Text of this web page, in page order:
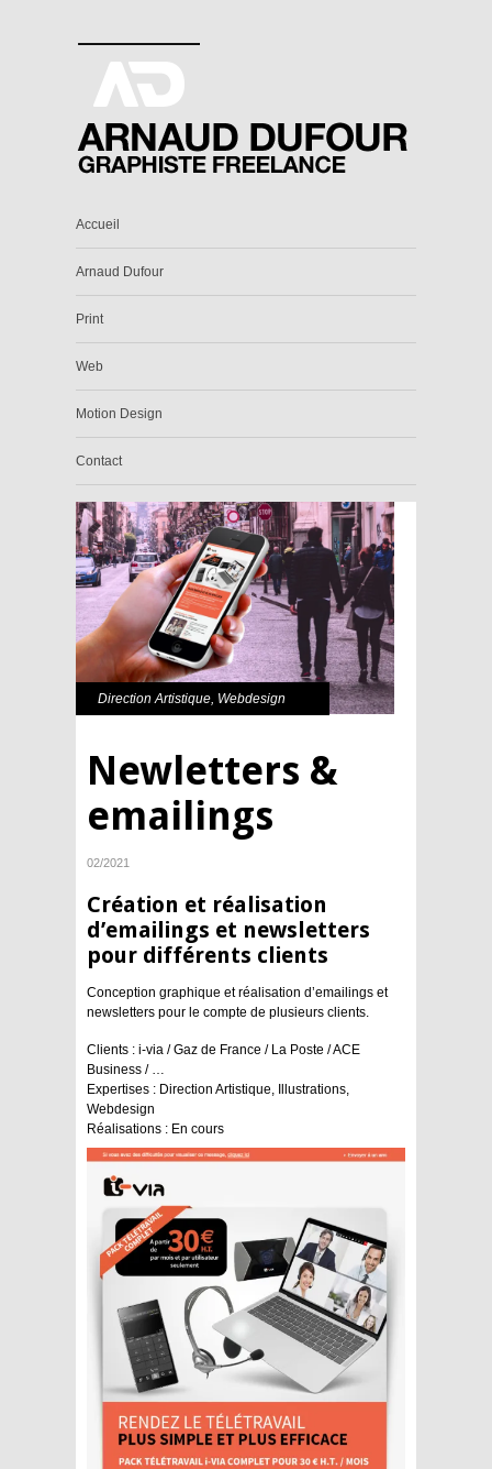
Accueil
Arnaud Dufour
Print
Web
Motion Design
Contact
Direction Artistique, Webdesign
Newletters &
emailings
02/2021
Création et réalisation
d’emailings et newsletters
pour différents clients
Conception graphique et réalisation d’emailings et
newsletters pour le compte de plusieurs clients.
Clients : i-via / Gaz de France / La Poste / ACE
Business / …
Expertises : Direction Artistique, Illustrations,
Webdesign
Réalisations : En cours